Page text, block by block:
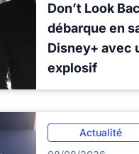
Don’t Look
débarque en
Disney+ avec
explosif
Actualité